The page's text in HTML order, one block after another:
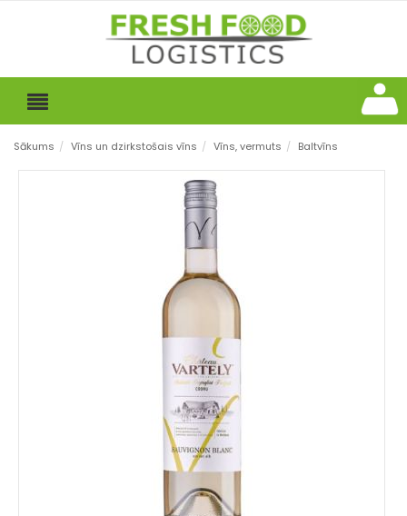
Sākums / Vīns un dzirkstošais vīns / Vīns, vermuts / Baltvīns